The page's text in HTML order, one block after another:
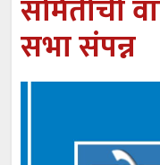
ईच्छा आणि मेहनतीच्या
पंडोरे
आमदार आशुतोष काळे
उपक्रमांनी साजरा
समितीची
सभा संपन्न